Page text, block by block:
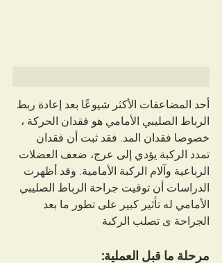
أحد المضاعفات الأكثر شيوعًا بعد إعادة ربط
الرباط الصليبي الأمامي هو فقدان الحركة ،
خصوصا فقدان المد. فقد ثبت أن فقدان
تمدد الركبة يؤدي إلى عرج، ضعف العضلات
الرباعية وآلام الركبة الأمامية. وقد أظهرت
الدراسات أن توقيت جراحة الرباط الصليبي
الأمامي له تأثير كبير على تطور ما بعد
الجراحة ى تصلب الركبة
مرحلة ما قبل العملية: